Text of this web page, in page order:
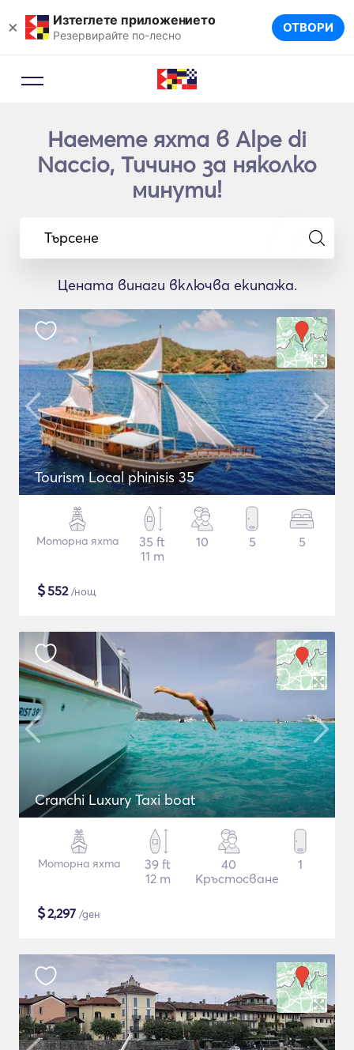
× Изтеглете приложението
Резервирайте по-лесно ОТВОРИ
Наемете яхта в Alpe di
Naccio, Тичино за няколко
минути!
Търсене
Цената винаги включва екипажа.
Tourism Local phinisis 35
Моторна яхта
35 ft
11 m
10 5 5
$552/нощ
Cranchi Luxury Taxi boat
Моторна яхта
39 ft
12 m
40
Кръстосване
1
$2,297 /ден